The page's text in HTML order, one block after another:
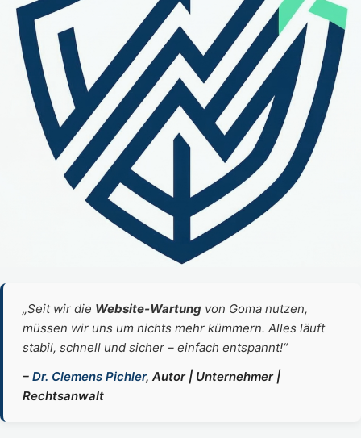
„Seit wir die Website‑Wartung von Goma nutzen,
müssen wir uns um nichts mehr kümmern. Alles läuft
stabil, schnell und sicher – einfach entspannt!“
– Dr. Clemens Pichler, Autor | Unternehmer |
Rechtsanwalt